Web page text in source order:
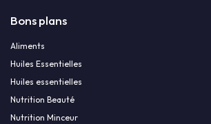
Bons plans
Aliments
Huiles Essentielles
Huiles essentielles
Nutrition Beauté
Nutrition Minceur